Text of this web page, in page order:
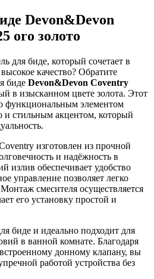
Devon&Devon
oro золото
для биде, который сочетает в
качество? Обратите
биде Devon&Devon Coventry
в изысканном цвете золота. Этот
функциональным элементом
стильным акцентом, который
изготовлен из прочной
и надёжность в
излив обеспечивает удобство
управление позволяет легко
смесителя осуществляется
его установку простой и
биде и идеально подходит для
в ванной комнате. Благодаря
донному клапану, вы
работой устройства без